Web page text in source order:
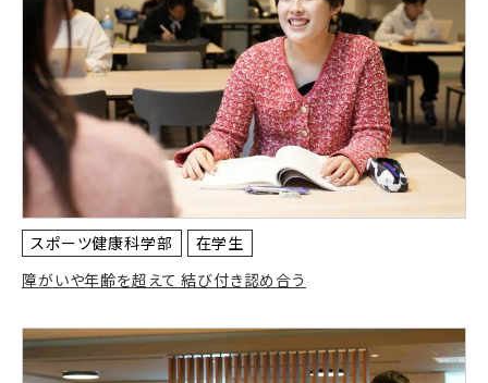
スポーツ健康科学部
在学生
障がいや年齢を超えて 結び付き認め合う